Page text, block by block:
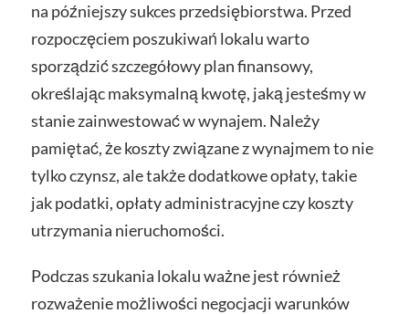
na późniejszy sukces przedsiębiorstwa. Przed
rozpoczęciem poszukiwań lokalu warto
sporządzić szczegółowy plan finansowy,
określając maksymalną kwotę, jaką jesteśmy w
stanie zainwestować w wynajem. Należy
pamiętać, że koszty związane z wynajmem to nie
tylko czynsz, ale także dodatkowe opłaty, takie
jak podatki, opłaty administracyjne czy koszty
utrzymania nieruchomości.
Podczas szukania lokalu ważne jest również
rozważenie możliwości negocjacji warunków